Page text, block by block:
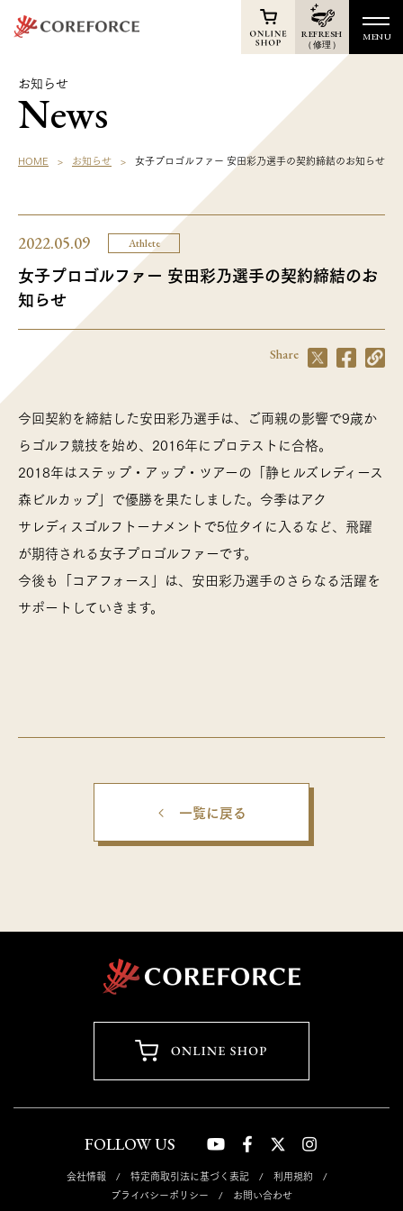
REFRESH
（修理）
MENU
TOP
Online Shop
Athletes
Voice
Support
Membership
Reports
コアフォース通信
FOLLOW US
お知らせ
News
HOME お知らせ 女子プロゴルファー 安田彩乃選手の契約締結のお知らせ
2022.05.09 Athlete
女子プロゴルファー 安田彩乃選手の契約締結のお
知らせ
Share
今回契約を締結した安田彩乃選手は、ご両親の影響で9歳か
らゴルフ競技を始め、2016年にプロテストに合格。
2018年はステップ・アップ・ツアーの「静ヒルズレディース
森ビルカップ」で優勝を果たしました。今季はアク
サレディスゴルフトーナメントで5位タイに入るなど、飛躍
が期待される女子プロゴルファーです。
今後も「コアフォース」は、安田彩乃選手のさらなる活躍を
サポートしていきます。
一覧に戻る
会社情報 特定商取引法に基づく表記
利用規約
プライバシーポリシー
お問い合わせ
FOLLOW US